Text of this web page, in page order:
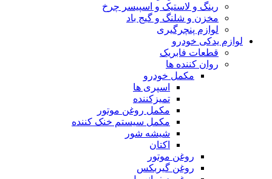
رینگ و لاستیک و اسپیسر چرخ
مخزن و شلنگ و گیج باد
لوازم پنچرگیری
لوازم یدکی خودرو
قطعات فابریک
روان کننده ها
مکمل خودرو
اسپری ها
تمیزکننده
مکمل روغن موتور
مکمل سیستم خنک کننده
شیشه شور
اکتان
روغن موتور
روغن گیربکس